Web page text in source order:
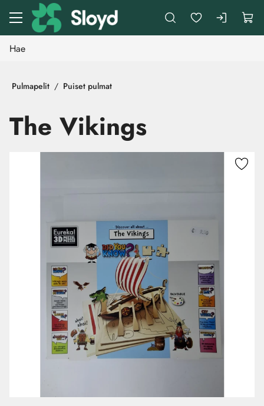
Siirry pääsisältöön
Pulmapelit Puiset pulmat
The Vikings
Ohita kuvat